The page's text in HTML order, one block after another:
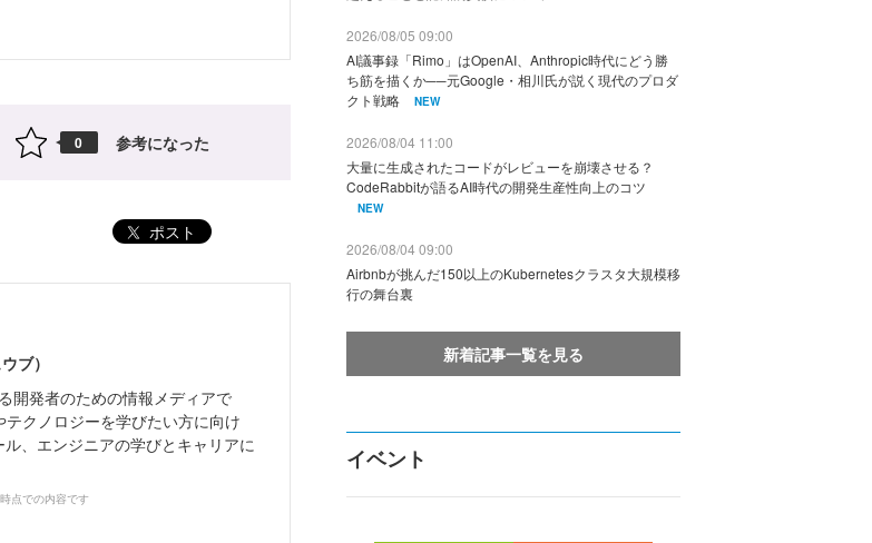
0 参考になった
ポスト
ブ）
開発者のための情報メディアで
クノロジーを学びたい方に向け
、エンジニアの学びとキャリアに
点での内容です
2026/08/05 09:00
AI議事録「Rimo」はOpenAI、Anthropic時代にどう勝
ち筋を描くか──元Google・相川氏が説く現代のプロダ
クト戦略
NEW
2026/08/04 11:00
大量に生成されたコードがレビューを崩壊させる？
CodeRabbitが語るAI時代の開発生産性向上のコツ
NEW
2026/08/04 09:00
Airbnbが挑んだ150以上のKubernetesクラスタ大規模移
行の舞台裏
新着記事一覧を見る
イベント